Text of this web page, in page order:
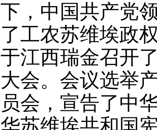
下，中国共产党
了工农苏维埃政
于江西瑞金召开
大会。会议选举
员会，宣告了中